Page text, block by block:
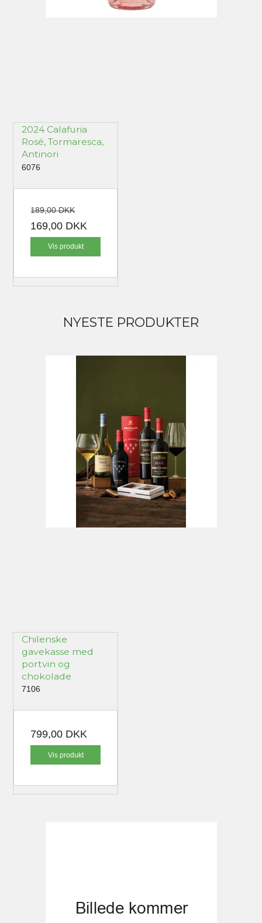
2024 Calafuria
Rosé, Tormaresca,
Antinori
6076
189,00 DKK
169,00 DKK
Vis produkt
NYESTE PRODUKTER
Chilenske
gavekasse med
portvin og
chokolade
7106
799,00 DKK
Vis produkt